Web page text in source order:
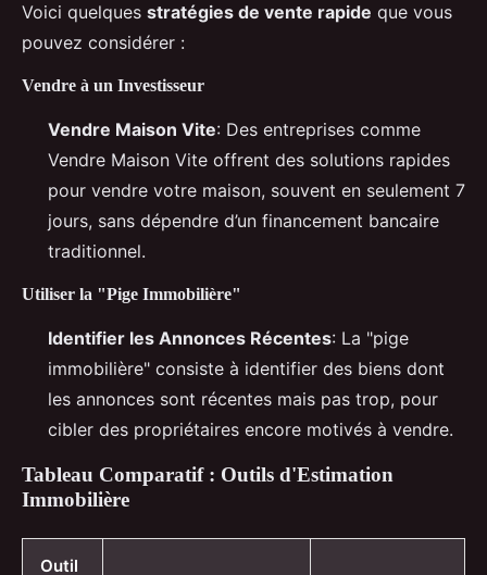
Voici quelques stratégies de vente rapide que vous
pouvez considérer :
Vendre à un Investisseur
Vendre Maison Vite: Des entreprises comme
Vendre Maison Vite offrent des solutions rapides
pour vendre votre maison, souvent en seulement 7
jours, sans dépendre d’un financement bancaire
traditionnel.
Utiliser la "Pige Immobilière"
Identifier les Annonces Récentes: La "pige
immobilière" consiste à identifier des biens dont
les annonces sont récentes mais pas trop, pour
cibler des propriétaires encore motivés à vendre.
Tableau Comparatif : Outils d'Estimation
Immobilière
Outil